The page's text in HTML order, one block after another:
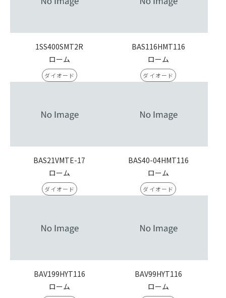
1SS400SMT2R
ローム
ダイオード
BAS116HMT116
ローム
ダイオード
BAS21VMTE-17
ローム
ダイオード
BAS40-04HMT116
ローム
ダイオード
BAV199HYT116
ローム
BAV99HYT116
ローム